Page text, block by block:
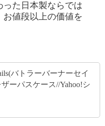
た日本製ならでは
値段以上の価値を
バトラーバーナーセイ
ーパスケース//Yahoo!シ